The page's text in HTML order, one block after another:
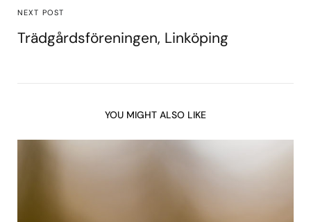
NEXT POST
Trädgårdsföreningen, Linköping
YOU MIGHT ALSO LIKE